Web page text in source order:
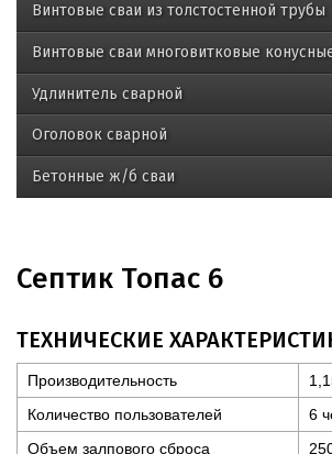
Винтовые сваи из толстостенной трубы
Винтовые сваи многовитковые
Удлинитель сварной
Оголовок сварной
Бетонные ж/б сваи
Септик Топас 6
ТЕХНИЧЕСКИЕ
Производительность
Количество пользователей
6
Объем залпового сброса